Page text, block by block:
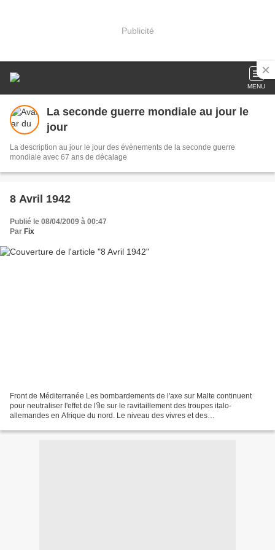
Publicité
MENU
La seconde guerre mondiale au jour le
jour
La description au jour le jour des événements de la seconde guerre
mondiale avec 67 ans de décalage
8 Avril 1942
Publié le 08/04/2009 à 00:47
Par Fix
Front de Méditerranée Les bombardements de l'axe sur Malte continuent
pour neutraliser l'effet de l'île sur le ravitaillement des troupes italo-
allemandes en Afrique du nord. Le niveau des vivres et des